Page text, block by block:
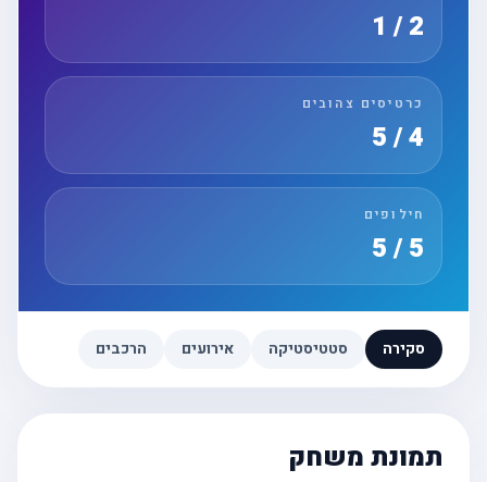
כרטיסים צהובים
חילופים
סקירה סטטיסטיקה אירועים הרכבים
תמונת משחק